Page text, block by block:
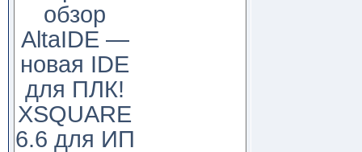
обзор
AltaIDE —
новая IDE
для ПЛК!
XSQUARE
6.6 для ИП